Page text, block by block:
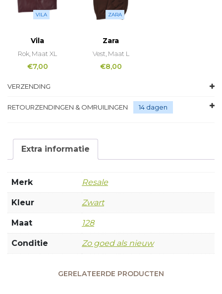
VILA
Vila
Rok, Maat XL
€7,00
ZARA
Zara
Vest, Maat L
€8,00
VERZENDING
RETOURZENDINGEN & OMRUILINGEN 14 dagen
Extra informatie
Merk Resale
Kleur Zwart
Maat 128
Conditie Zo goed als nieuw
GERELATEERDE PRODUCTEN